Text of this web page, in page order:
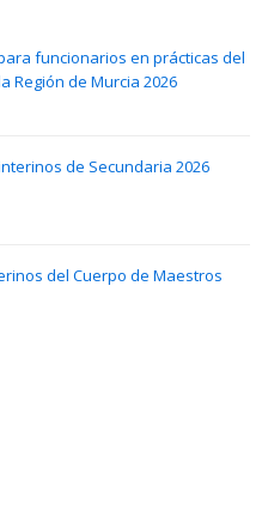
funcionarios en prácticas del
Región de Murcia 2026
de Secundaria 2026
del Cuerpo de Maestros